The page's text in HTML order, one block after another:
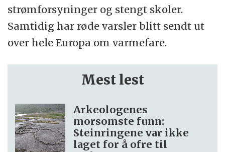
strømforsyninger og stengt skoler.
Samtidig har røde varsler blitt sendt ut
over hele Europa om varmefare.
Mest lest
Arkeologenes
morsomste funn:
Steinringene var ikke
laget for å ofre til